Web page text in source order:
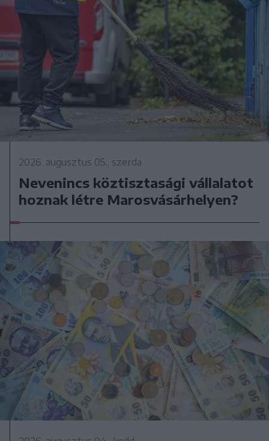
2026. augusztus 05., szerda
Nevenincs köztisztasági vállalatot
hoznak létre Marosvásárhelyen?